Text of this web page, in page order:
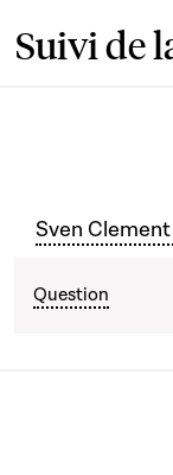
Suivi de
Sven
Question